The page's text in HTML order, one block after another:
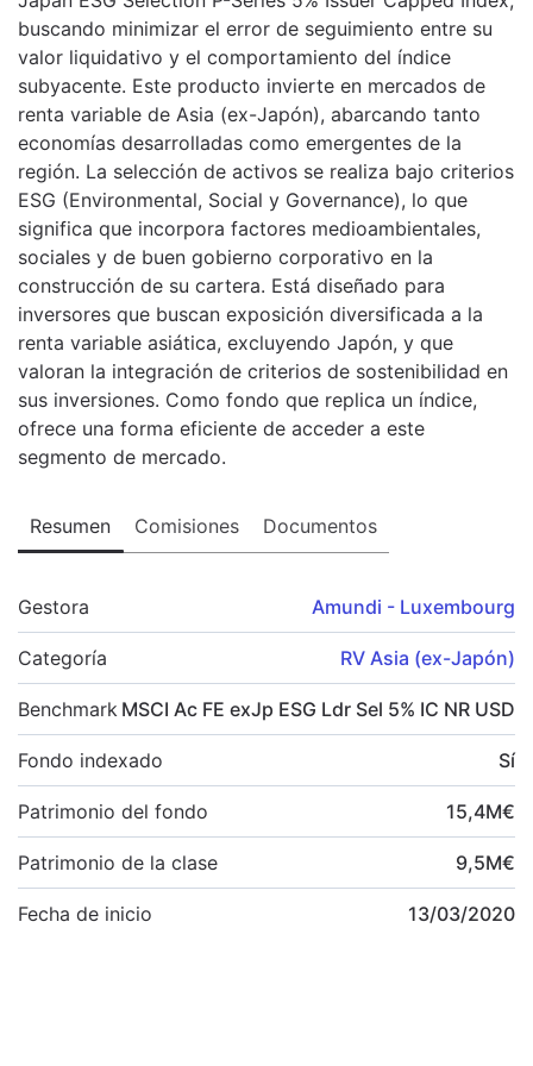
buscando minimizar el error de seguimiento entre su
valor liquidativo y el comportamiento del índice
subyacente. Este producto invierte en mercados de
renta variable de Asia (ex-Japón), abarcando tanto
economías desarrolladas como emergentes de la
región. La selección de activos se realiza bajo criterios
ESG (Environmental, Social y Governance), lo que
significa que incorpora factores medioambientales,
sociales y de buen gobierno corporativo en la
construcción de su cartera. Está diseñado para
inversores que buscan exposición diversificada a la
renta variable asiática, excluyendo Japón, y que
valoran la integración de criterios de sostenibilidad en
sus inversiones. Como fondo que replica un índice,
ofrece una forma eficiente de acceder a este
segmento de mercado.
Resumen Comisiones Documentos
Gestora Amundi - Luxembourg
Categoría RV Asia (ex-Japón)
Benchmark MSCI Ac FE exJp ESG Ldr Sel 5% IC NR USD
Fondo indexado Sí
Patrimonio del fondo 15,4M€
Patrimonio de la clase 9,5M€
Fecha de inicio 13/03/2020